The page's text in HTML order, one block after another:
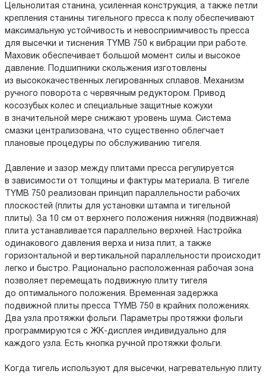
Цельнолитая станина, усиленная конструкция, а также петли
крепления станины тигельного пресса к полу обеспечивают
максимальную устойчивость и невосприимчивость пресса
для высечки и тиснения TYMB 750 к вибрации при работе.
Маховик обеспечивает большой момент силы и высокое
давление. Подшипники скольжения изготовлены
из высококачественных легированных сплавов. Механизм
ручного поворота с червячным редуктором. Привод
косозубых колес и специальные защитные кожухи
в значительной мере снижают уровень шума. Система
смазки централизована, что существенно облегчает
плановые процедуры по обслуживанию тигеля.
Давление и зазор между плитами пресса регулируется
в зависимости от толщины и фактуры материала. В тигеле
TYMB 750 реализован принцип параллельности рабочих
плоскостей (плиты для установки штампа и тигельной
плиты). За 10 см от верхнего положения нижняя (подвижная)
плита устанавливается параллельно верхней. Настройка
одинакового давления верха и низа плит, а также
горизонтальной и вертикальной параллельности происходит
легко и быстро. Рационально расположенная рабочая зона
позволяет перемещать подвижную плиту тигеля
до оптимального положения. Временная задержка
подвижной плиты пресса TYMB 750 в крайних положениях.
Два узла протяжки фольги. Параметры протяжки фольги
программируются с ЖК-дисплея индивидуально для
каждого узла. Есть кнопка ручной протяжки фольги.
Когда тигель используют для высечки, нагревательную плиту